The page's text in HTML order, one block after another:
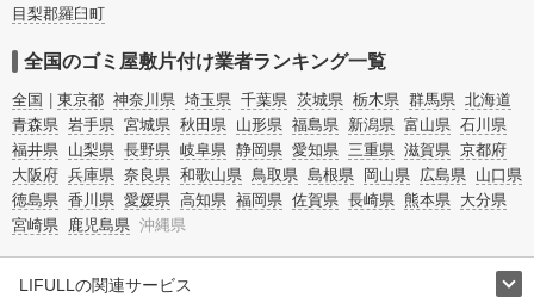
目梨郡羅臼町
全国のゴミ屋敷片付け業者ランキング一覧
全国 東京都 神奈川県 埼玉県 千葉県 茨城県 栃木県 群馬県 北海道
青森県 岩手県 宮城県 秋田県 山形県 福島県 新潟県 富山県 石川県
福井県 山梨県 長野県 岐阜県 静岡県 愛知県 三重県 滋賀県 京都府
大阪府 兵庫県 奈良県 和歌山県 鳥取県 島根県 岡山県 広島県 山口県
徳島県 香川県 愛媛県 高知県 福岡県 佐賀県 長崎県 熊本県 大分県
宮崎県 鹿児島県 沖縄県
LIFULLの関連サービス